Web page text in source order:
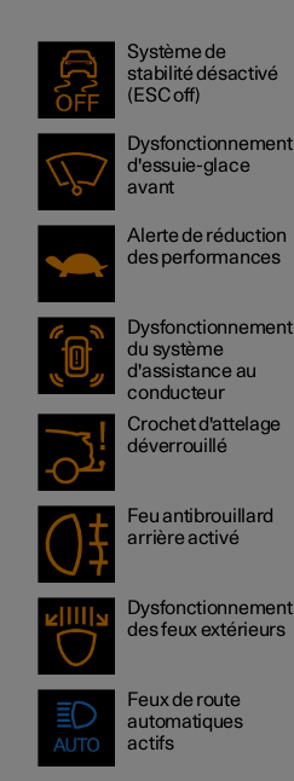
Système de
stabilité désactivé
(ESC off)
Dysfonctionnement
d'essuie-glace
avant
Alerte de réduction
des performances
Dysfonctionnement
du système
d'assistance au
conducteur
Crochet d'attelage
déverrouillé
Feu antibrouillard
arrière activé
Dysfonctionnement
des feux extérieurs
Feux de route
automatiques
actifs